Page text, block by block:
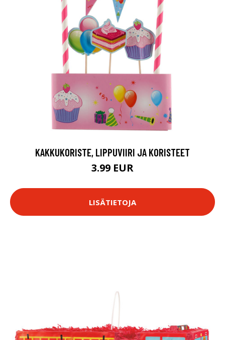
KAKKUKORISTE, LIPPUVIIRI JA KORISTEET
3.99 EUR
LISÄTIETOJA